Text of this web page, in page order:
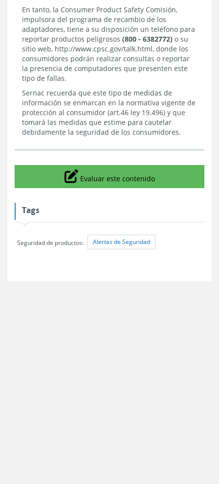
En tanto, la Consumer Product Safety Comisión,
impulsora del programa de recambio de los
adaptadores, tiene a su disposición un teléfono para
reportar productos peligrosos (800 - 6382772) o su
sitio web, http://www.cpsc.gov/talk.html, donde los
consumidores podrán realizar consultas o reportar
la presencia de computadores que presenten este
tipo de fallas.
Sernac recuerda que este tipo de medidas de
información se enmarcan en la normativa vigente de
protección al consumidor (art.46 ley 19.496) y que
tomará las medidas que estime para cautelar
debidamente la seguridad de los consumidores.
Icono
Evaluar este contenido
Tags
Seguridad de productos: Alertas de Seguridad